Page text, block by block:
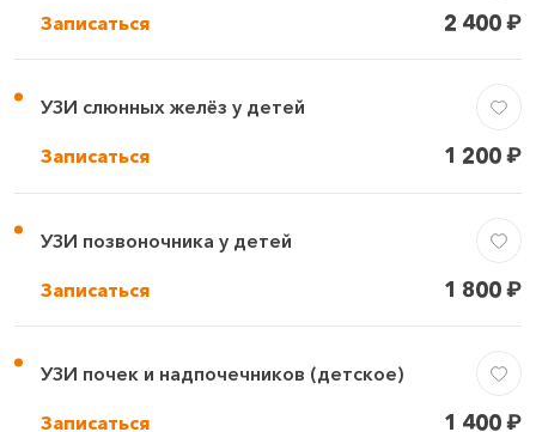
2 400₽
Записаться
УЗИ слюнных желёз у детей
1 200₽
Записаться
УЗИ позвоночника у детей
1 800₽
Записаться
УЗИ почек и надпочечников (детское)
1 400₽
Записаться